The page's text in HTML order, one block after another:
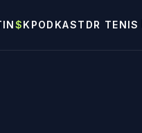
N$K PODKAST DR TENIS